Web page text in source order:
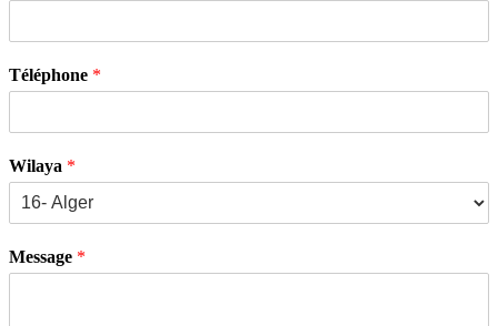
Téléphone *
Wilaya *
Message *